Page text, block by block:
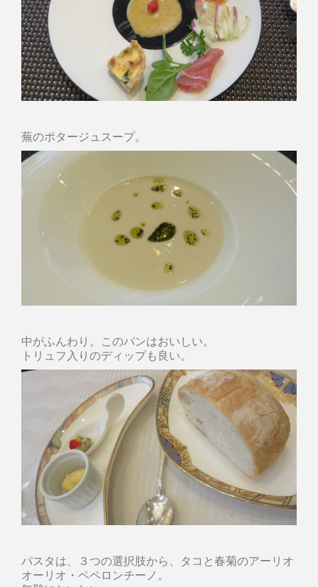
蕪のポタージュスープ。
中がふんわり。このパンはおいしい。
トリュフ入りのディップも良い。
パスタは、３つの選択肢から、タコと春菊のアーリオ
オーリオ・ペペロンチーノ。